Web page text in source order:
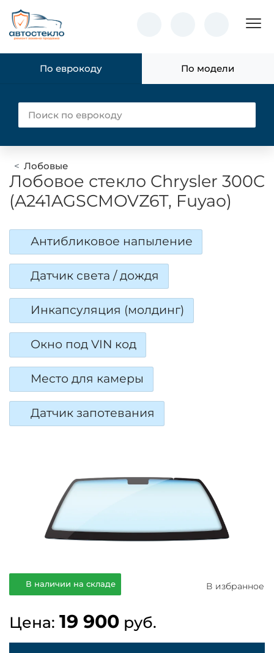
По еврокоду По модели
Лобовые
Лобовое стекло Chrysler 300C
(A241AGSCMOVZ6T, Fuyao)
Антибликовое напыление
Датчик света / дождя
Инкапсуляция (молдинг)
Окно под VIN код
Место для камеры
Датчик запотевания
В наличии на складе В избранное
Цена: 19 900 руб.